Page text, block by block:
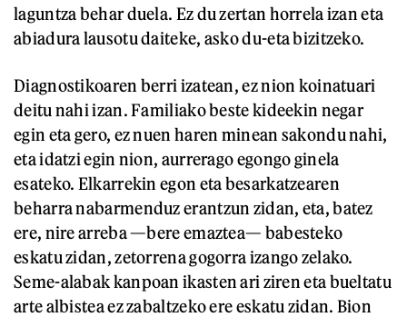
laguntza behar duela. Ez du zertan horrela izan eta
abiadura lausotu daiteke, asko du-eta bizitzeko.
Diagnostikoaren berri izatean, ez nion koinatuari
deitu nahi izan. Familiako beste kideekin negar
egin eta gero, ez nuen haren minean sakondu nahi,
eta idatzi egin nion, aurrerago egongo ginela
esateko. Elkarrekin egon eta besarkatzearen
beharra nabarmenduz erantzun zidan, eta, batez
ere, nire arreba —bere emaztea— babesteko
eskatu zidan, zetorrena gogorra izango zelako.
Seme-alabak kanpoan ikasten ari ziren eta bueltatu
arte albistea ez zabaltzeko ere eskatu zidan. Bion